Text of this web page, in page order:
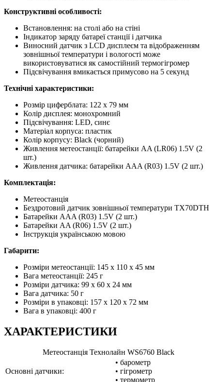
Конструктивні особливості:
Встановлення: на столі або на стіні
Індикатор заряду батареї станції і датчика
Виносний датчик з LCD дисплеєм та відображенням
зовнішньої температури і вологості може
використовуватися як самостійний термогігромер
Підсвічування вмикається примусово на 5 секунд
Технічні характеристики:
Розмір циферблата: 122 x 79 мм
Колір дисплея: монохромний
Підсвічування: LED, синє
Матеріал корпуса: пластик
Колір корпусу: Black (чорний)
Живлення метеостанції: батарейки AA (LR06) 1.5V (2
шт.)
Живлення датчика: батарейки AAA (R03) 1.5V (2 шт.)
Комплектація:
Метеостанція
Бездротовий датчик зовнішньої температури TX70DTH
Батарейки AAA (R03) 1.5V (2 шт.)
Батарейки AA (R06) 1.5V (2 шт.)
Інструкція українською мовою
Габарити:
Розміри метеостанції: 145 х 110 х 45 мм
Вага метеостанції: 245 г
Розміри датчика: 99 х 60 х 24 мм
Вага датчика: 50 г
Розміри в упаковці: 157 х 120 х 72 мм
Вага в упаковці: 400 г
ХАРАКТЕРИСТИКИ
Метеостанція Технолайн WS6760 Black
Основні датчики:
• барометр
• гігрометр
• термометр